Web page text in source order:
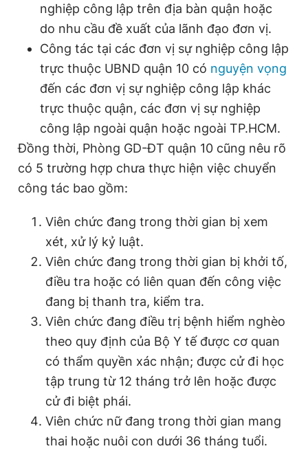
nghiệp công lập trên địa bàn quận hoặc
do nhu cầu đề xuất của lãnh đạo đơn vị.
Công tác tại các đơn vị sự nghiệp công lập
trực thuộc UBND quận 10 có nguyện vọng
đến các đơn vị sự nghiệp công lập khác
trực thuộc quận, các đơn vị sự nghiệp
công lập ngoài quận hoặc ngoài TP.HCM.
Đồng thời, Phòng GD-ĐT quận 10 cũng nêu rõ
có 5 trường hợp chưa thực hiện việc chuyển
công tác bao gồm:
Viên chức đang trong thời gian bị xem
xét, xử lý kỷ luật.
Viên chức đang trong thời gian bị khởi tố,
điều tra hoặc có liên quan đến công việc
đang bị thanh tra, kiểm tra.
Viên chức đang điều trị bệnh hiểm nghèo
theo quy định của Bộ Y tế được cơ quan
có thẩm quyền xác nhận; được cử đi học
tập trung từ 12 tháng trở lên hoặc được
cử đi biệt phái.
Viên chức nữ đang trong thời gian mang
thai hoặc nuôi con dưới 36 tháng tuổi.